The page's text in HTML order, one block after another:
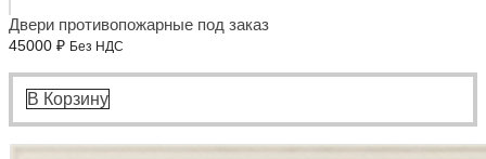
Двери противопожарные под заказ
45000 ₽ Без НДС
В Корзину